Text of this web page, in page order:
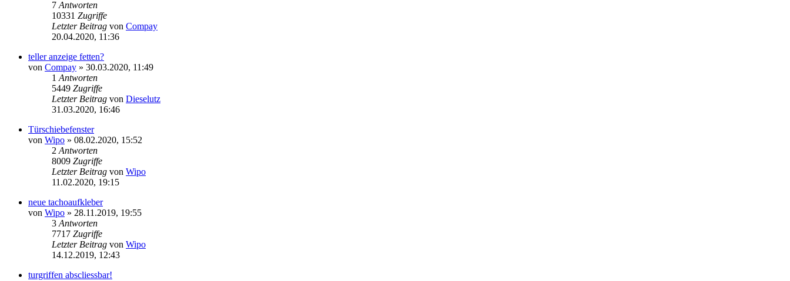
7 Antworten
10331 Zugriffe
Letzter Beitrag von Compay
20.04.2020, 11:36
teller anzeige fetten?
von Compay » 30.03.2020, 11:49
1 Antworten
5449 Zugriffe
Letzter Beitrag von Dieselutz
31.03.2020, 16:46
Türschiebefenster
von Wipo » 08.02.2020, 15:52
2 Antworten
8009 Zugriffe
Letzter Beitrag von Wipo
11.02.2020, 19:15
neue tachoaufkleber
von Wipo » 28.11.2019, 19:55
3 Antworten
7717 Zugriffe
Letzter Beitrag von Wipo
14.12.2019, 12:43
turgriffen abscliessbar!